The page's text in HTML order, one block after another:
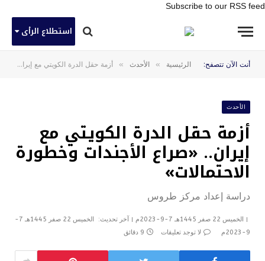
Subscribe to our RSS feed
استطلاع الرأى
أنت الآن تتصفح: الرئيسية » الأحدث » أزمة حقل الدرة الكويتي مع إيران.. «صراع الأجندات وخطورة الاحتمالات»
الأحدث
أزمة حقل الدرة الكويتي مع
إيران.. «صراع الأجندات وخطورة
الاحتمالات»
دراسة إعداد مركز طروس
الخميس 22 صفر 1445هـ 7-9-2023م آخر تحديث:
الخميس 22 صفر 1445هـ 7-
9-2023م
لا توجد تعليقات 9 دقائق